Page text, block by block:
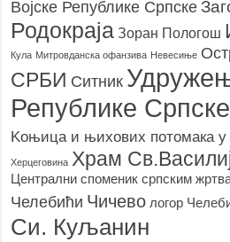
Војске Републике Српске
Родoкраја Зоран Пологош
Кула Митровданска офанзива Невесињe
СРБИ Ситник
Републике Српске
Kоњица и њихових потомака у
Херцеговина Храм
Централни споменик српским
Челебићи Чичево логор
Си. Куљанин